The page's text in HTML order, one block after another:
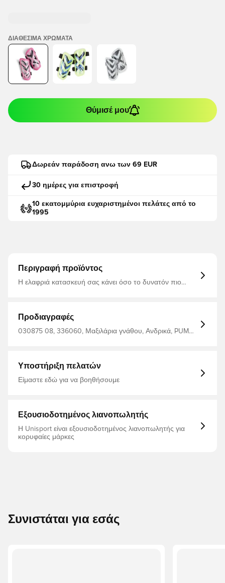
ΔΙΑΘΈΣΙΜΑ ΧΡΏΜΑΤΑ
Θύμισέ μου
Δωρεάν παράδοση ανω των 69 EUR
30 ημέρες για επιστροφή
10 εκατομμύρια ευχαριστημένοι πελάτες από το
1995
Περιγραφή προϊόντος
Η ελαφριά κατασκευή σας κάνει όσο το δυνατόν πιο
Προδιαγραφές
030875 08, 336060, Μαξιλάρια γνάθου, Ανδρικά, PUMA,
Υποστήριξη πελατών
Είμαστε εδώ για να βοηθήσουμε
Εξουσιοδοτημένος λιανοπωλητής
Η Unisport είναι εξουσιοδοτημένος λιανοπωλητής για
κορυφαίες μάρκες
Συνιστάται για εσάς